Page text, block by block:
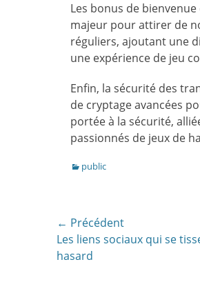
Les bonus de
majeur pour attirer de
réguliers, ajoutant une
une expérience de jeu
Enfin, la sécurité des
de cryptage avancées
portée à la sécurité,
passionnés de jeux de
Catégories
public
NAVIGATION
DE
← Précédent
Article
précédent :
Les liens sociaux qui se
hasard